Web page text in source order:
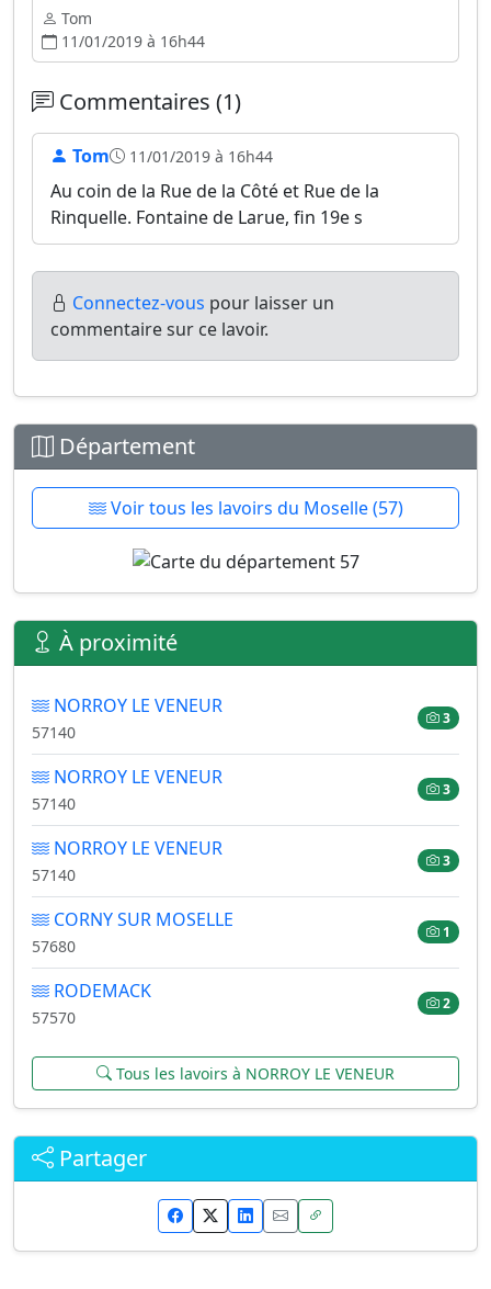
Tom
11/01/2019 à 16h44
Commentaires (1)
Tom 11/01/2019 à 16h44
Au coin de la Rue de la Côté et Rue de la
Rinquelle. Fontaine de Larue, fin 19e s
Connectez-vous pour laisser un
commentaire sur ce lavoir.
Département
Voir tous les lavoirs du Moselle (57)
À proximité
NORROY LE VENEUR
57140
3
NORROY LE VENEUR
57140
3
NORROY LE VENEUR
57140
3
CORNY SUR MOSELLE
57680
1
RODEMACK
57570
2
Tous les lavoirs à NORROY LE VENEUR
Partager